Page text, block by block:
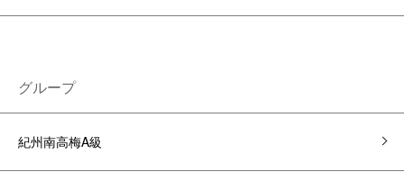
グループ
紀州南高梅A級